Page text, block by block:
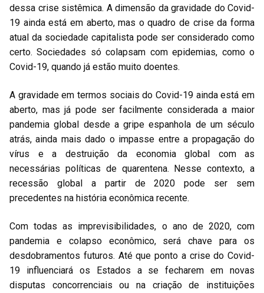
dessa crise sistêmica. A dimensão da gravidade do Covid-
19 ainda está em aberto, mas o quadro de crise da forma
atual da sociedade capitalista pode ser considerado como
certo. Sociedades só colapsam com epidemias, como o
Covid-19, quando já estão muito doentes.
A gravidade em termos sociais do Covid-19 ainda está em
aberto, mas já pode ser facilmente considerada a maior
pandemia global desde a gripe espanhola de um século
atrás, ainda mais dado o impasse entre a propagação do
vírus e a destruição da economia global com as
necessárias políticas de quarentena. Nesse contexto, a
recessão global a partir de 2020 pode ser sem
precedentes na história econômica recente.
Com todas as imprevisibilidades, o ano de 2020, com
pandemia e colapso econômico, será chave para os
desdobramentos futuros. Até que ponto a crise do Covid-
19 influenciará os Estados a se fecharem em novas
disputas concorrenciais ou na criação de instituições